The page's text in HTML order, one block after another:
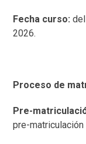
Fecha curso:
2026.
Proceso de
Pre-
pre-matriculación